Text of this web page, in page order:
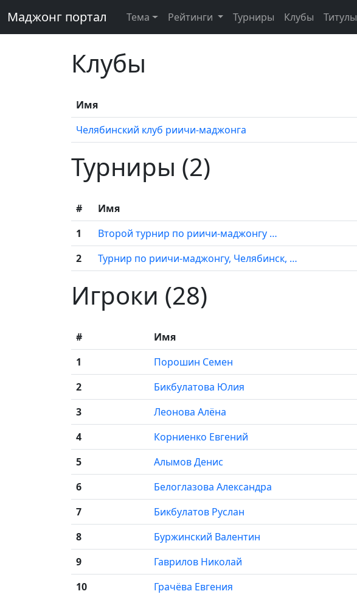
Маджонг портал Тема Рейтинги Турниры Клубы Титулы
Клубы
Имя
Челябинский клуб риичи-маджонга
Турниры (2)
# Имя
1
Второй турнир по риичи-маджонгу …
2
Турнир по риичи-маджонгу, Челябинск, …
Игроки (28)
# Имя
1
Порошин Семен
2
Бикбулатова Юлия
3
Леонова Алёна
4
Корниенко Евгений
5
Алымов Денис
6
Белоглазова Александра
7
Бикбулатов Руслан
8
Буржинский Валентин
9
Гаврилов Николай
10
Грачёва Евгения